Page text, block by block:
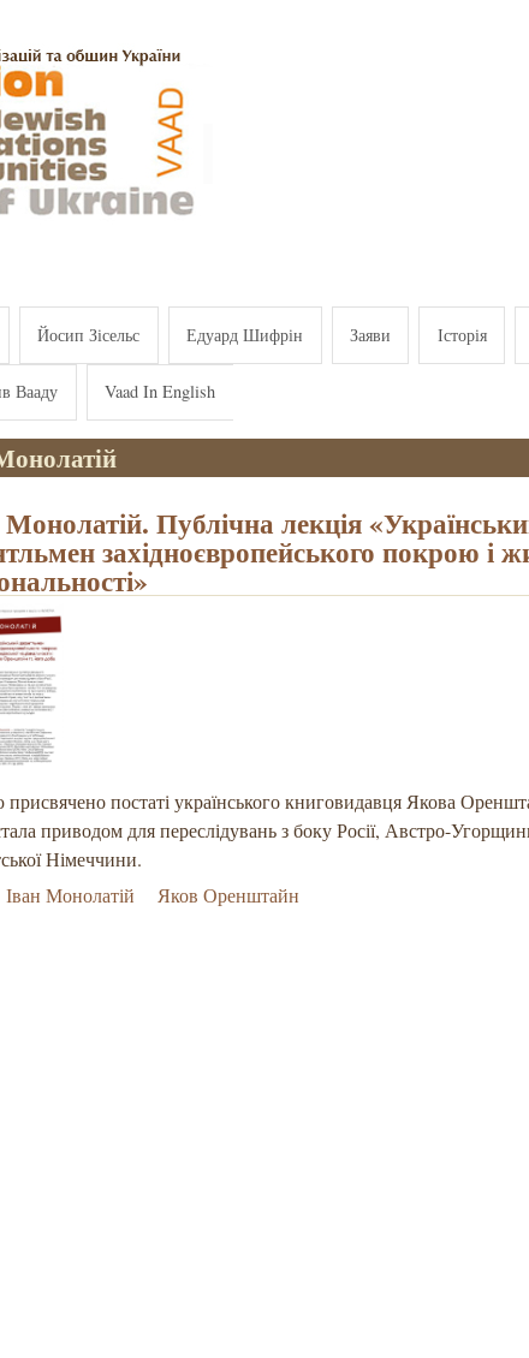
Йосип Зісельс Едуард Шифрін Заяви Історія
Вааду Vaad In English
Монолатій. Публічна лекція
західноєвропейського покрою і
постаті українського книговидавця Якова
приводом для переслідувань з боку Росії, Австро-
Німеччини.
Іван Монолатій Яков Оренштайн